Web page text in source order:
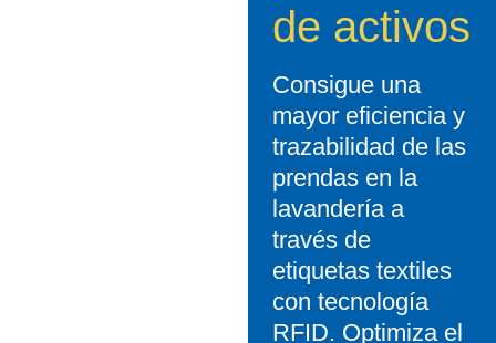
de activos
Consigue una
mayor eficiencia y
trazabilidad de las
prendas en la
lavandería a
través de
etiquetas textiles
con tecnología
RFID. Optimiza el